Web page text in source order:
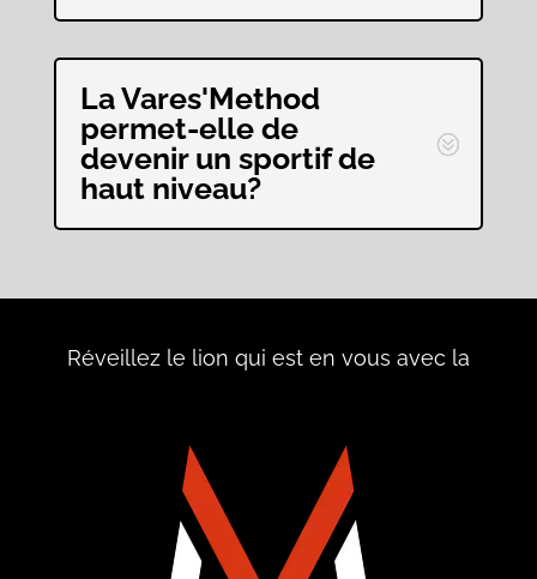
La Vares'Method
permet-elle de
devenir un sportif de
haut niveau?
Réveillez le lion qui est en vous avec la